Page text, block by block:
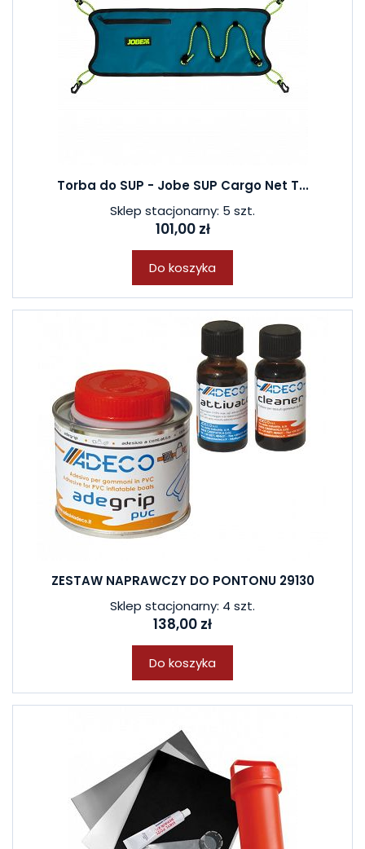
Torba do SUP - Jobe SUP Cargo Net T...
Sklep stacjonarny: 5 szt.
101,00 zł
Do koszyka
ZESTAW NAPRAWCZY DO PONTONU 29130
Sklep stacjonarny: 4 szt.
138,00 zł
Do koszyka